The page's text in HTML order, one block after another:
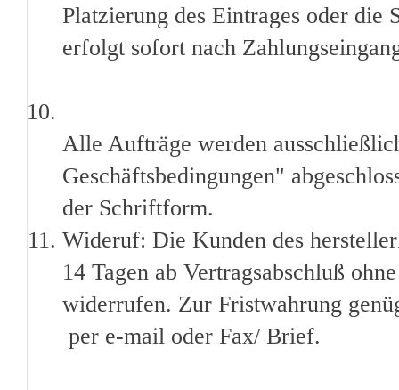
Platzierung des Eintrages oder die
erfolgt sofort nach
Alle Aufträge werden
Geschäftsbedingungen"
der Schriftform.
Wideruf: Die Kunden des
14 Tagen ab Vertragsabschluß
widerrufen. Zur Fristwahrung
per e-mail oder Fax/ Brief.